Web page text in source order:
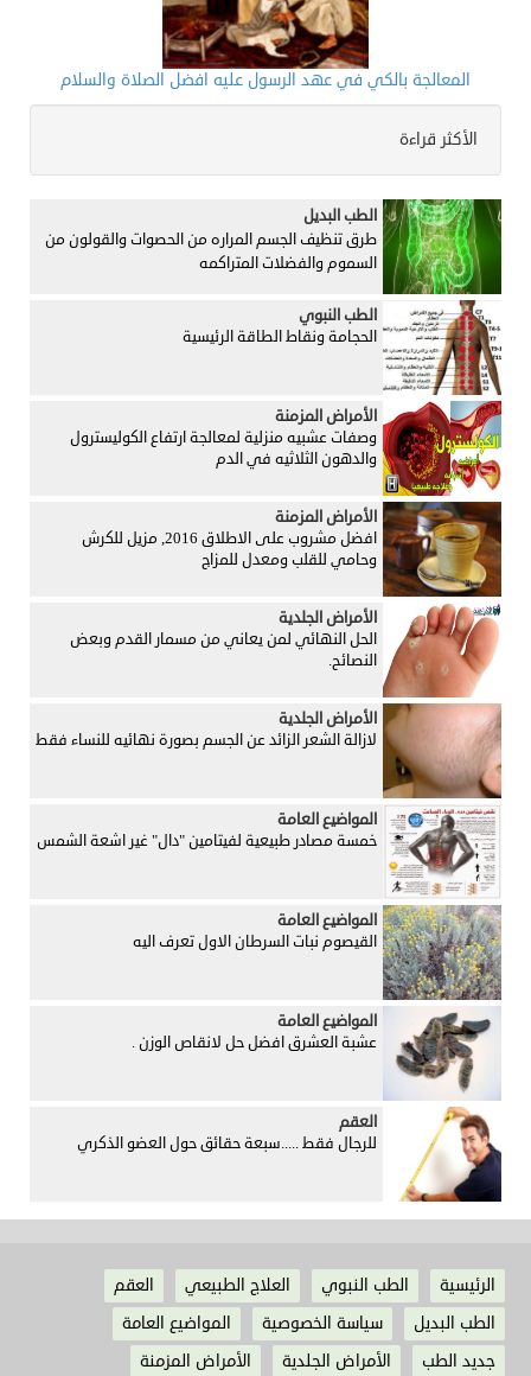
المعالجة بالكي في عهد الرسول عليه افضل الصلاة والسلام
الأكثر قراءة
الطب البديل
طرق تنظيف الجسم المراره من الحصوات والقولون من
السموم والفضلات المتراكمه
الطب النبوي
الحجامة ونقاط الطاقة الرئيسية
الأمراض المزمنة
وصفات عشبيه منزلية لمعالجة ارتفاع الكوليسترول
والدهون الثلاثيه في الدم
الأمراض المزمنة
افضل مشروب على الاطلاق 2016, مزيل للكرش
وحامي للقلب ومعدل للمزاج
الأمراض الجلدية
الحل النهائي لمن يعاني من مسمار القدم وبعض
النصائح.
الأمراض الجلدية
لازالة الشعر الزائد عن الجسم بصورة نهائيه للنساء فقط
المواضيع العامة
خمسة مصادر طبيعية لفيتامين "دال" غير اشعة الشمس
المواضيع العامة
القيصوم نبات السرطان الاول تعرف اليه
المواضيع العامة
عشبة العشرق افضل حل لانقاص الوزن .
العقم
للرجال فقط .....سبعة حقائق حول العضو الذكري
الرئيسية الطب النبوي العلاج الطبيعي
العقم
الطب البديل
سياسة الخصوصية
المواضيع العامة
جديد الطب
الأمراض الجلدية الأمراض المزمنة